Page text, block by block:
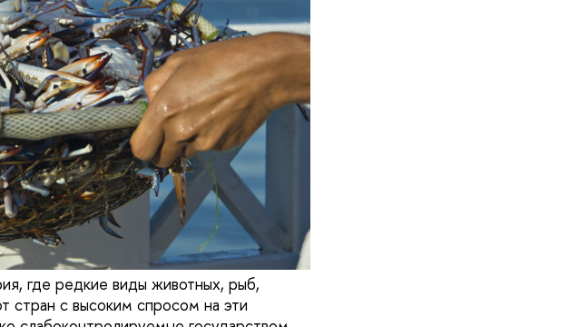
где редкие виды животных, рыб,
стран с высоким спросом на эти